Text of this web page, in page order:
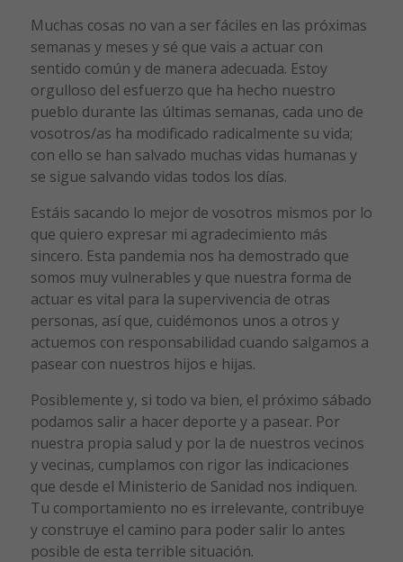
Muchas cosas no van a ser fáciles en las próximas
semanas y meses y sé que vais a actuar con
sentido común y de manera adecuada. Estoy
orgulloso del esfuerzo que ha hecho nuestro
pueblo durante las últimas semanas, cada uno de
vosotros/as ha modificado radicalmente su vida;
con ello se han salvado muchas vidas humanas y
se sigue salvando vidas todos los días.
Estáis sacando lo mejor de vosotros mismos por lo
que quiero expresar mi agradecimiento más
sincero. Esta pandemia nos ha demostrado que
somos muy vulnerables y que nuestra forma de
actuar es vital para la supervivencia de otras
personas, así que, cuidémonos unos a otros y
actuemos con responsabilidad cuando salgamos a
pasear con nuestros hijos e hijas.
Posiblemente y, si todo va bien, el próximo sábado
podamos salir a hacer deporte y a pasear. Por
nuestra propia salud y por la de nuestros vecinos
y vecinas, cumplamos con rigor las indicaciones
que desde el Ministerio de Sanidad nos indiquen.
Tu comportamiento no es irrelevante, contribuye
y construye el camino para poder salir lo antes
posible de esta terrible situación.